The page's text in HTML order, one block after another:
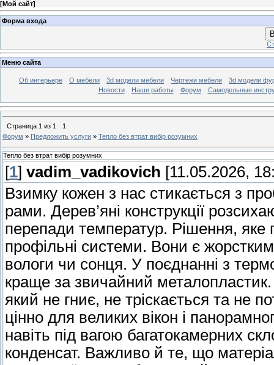
[Мой сайт]
Форма входа
Меню сайта
Об интерьере О мебели 3d модели мебели Чертежи мебели
3d модели
Новости
Наши работы Форум Самодельные
Страница 1 из 1
1
Форум » Предложить услуги » Тепло без втрат вибір розумних
Тепло без втрат вибір розумних
[1] vadim_vadikovich [11.05.2026,
Взимку кожен з нас стикається з
рами. Дерев’яні конструкції
перепади температур. Рішення, яке
профільні системи. Вони є
вологи чи сонця. У поєднанні з
краще за звичайний металопластик.
який не гниє, не тріскається та не
цінно для великих вікон і
навіть під вагою багатокамерних
конденсат. Важливо й те, що